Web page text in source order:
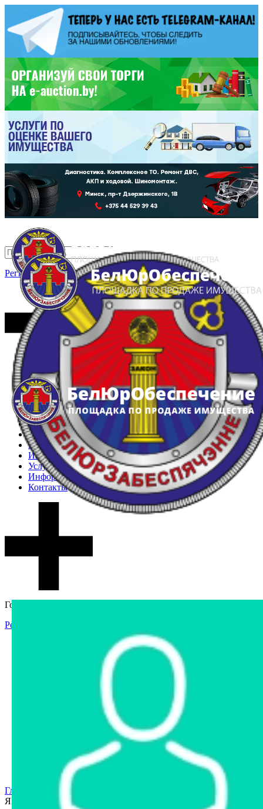
Регистрация Вход
Главная
Арестованное имущество
Реестр несостоявшихся торгов
Реестр переоценок
Частное имущество
Государственное имущество
Интернет-магазин
Интернет-витрина
Услуги
Информация
Контакты
Гостевой доступ
Регистрация
Интернет-магазин
Интернет-витрина
Арестованное имущество
Реестр несостоявшихся торгов
Реестр переоценок
Государственное имущество
Главная страница
ЯПапа/Супер Папа: краткий гид арт. 9785699813841